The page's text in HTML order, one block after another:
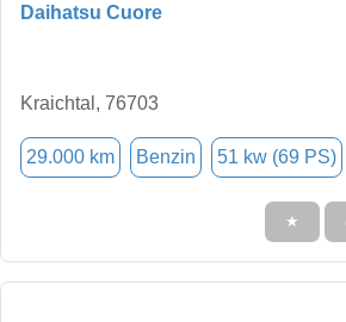
Daihatsu Cuore
Kraichtal, 76703
29.000 km Benzin 51 kw (69 PS)
★